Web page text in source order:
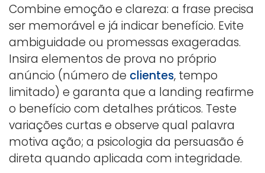
Combine emoção e clareza: a frase precisa
ser memorável e já indicar benefício. Evite
ambiguidade ou promessas exageradas.
Insira elementos de prova no próprio
anúncio (número de clientes, tempo
limitado) e garanta que a landing reafirme
o benefício com detalhes práticos. Teste
variações curtas e observe qual palavra
motiva ação; a psicologia da persuasão é
direta quando aplicada com integridade.